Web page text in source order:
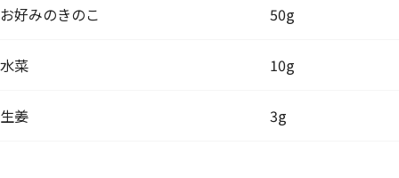
お好みのきのこ 50g
水菜 10g
生姜 3g